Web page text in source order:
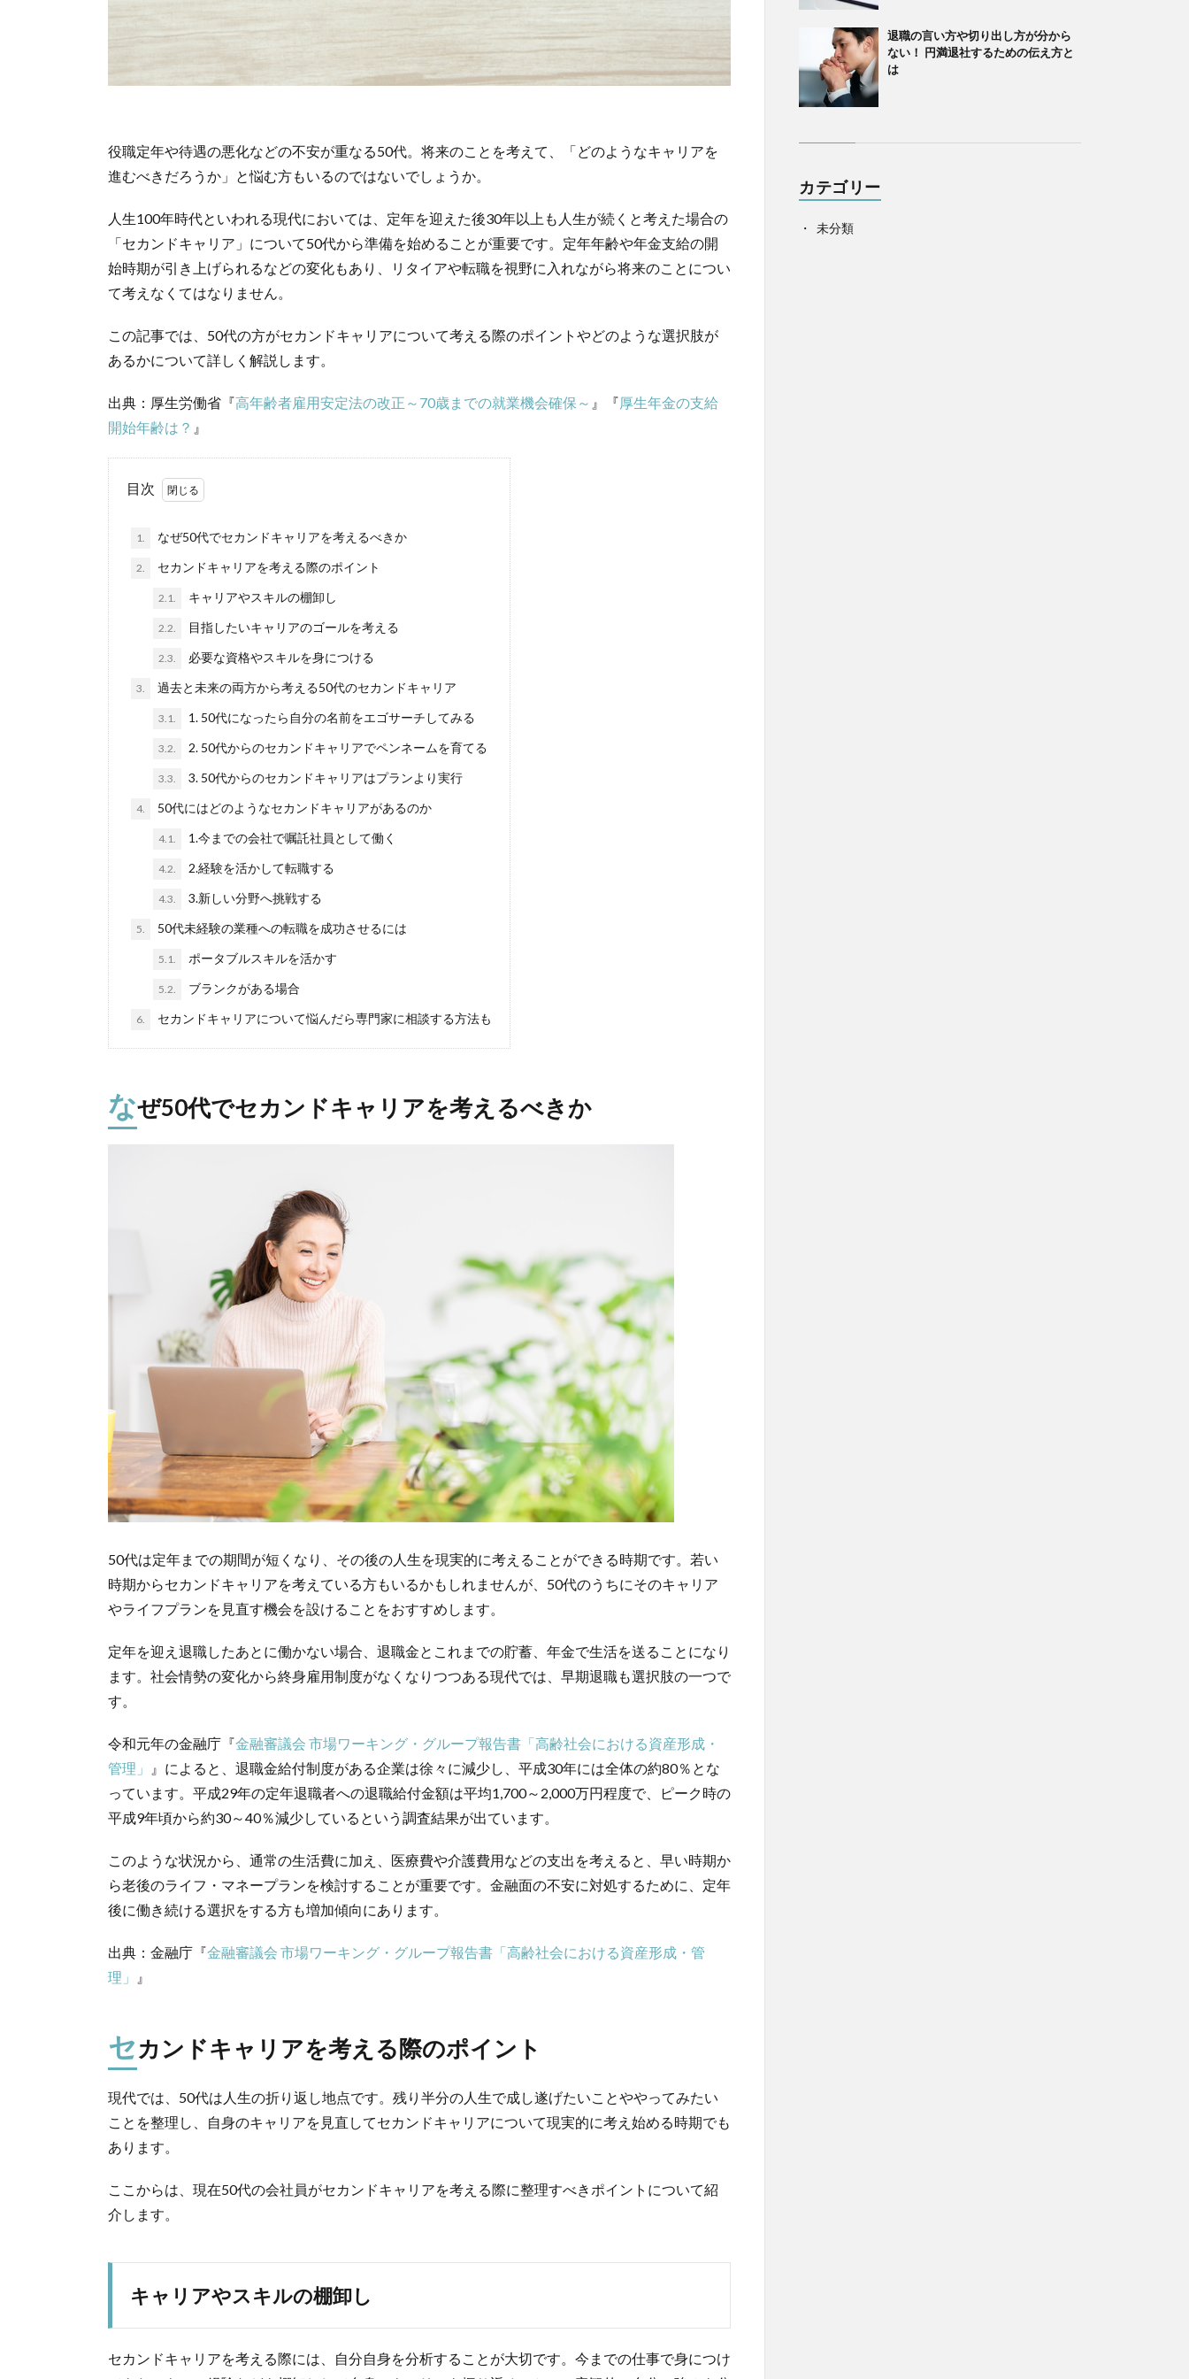
役職定年や待遇の悪化などの不安が重なる50代。将来のことを考えて、「どのようなキャリアを
進むべきだろうか」と悩む方もいるのではないでしょうか。
人生100年時代といわれる現代においては、定年を迎えた後30年以上も人生が続くと考えた場合の
「セカンドキャリア」について50代から準備を始めることが重要です。定年年齢や年金支給の開
始時期が引き上げられるなどの変化もあり、リタイアや転職を視野に入れながら将来のことについ
て考えなくてはなりません。
この記事では、50代の方がセカンドキャリアについて考える際のポイントやどのような選択肢が
あるかについて詳しく解説します。
出典：厚生労働省『高年齢者雇用安定法の改正～70歳までの就業機会確保～ 』『厚生年金の支給
開始年齢は？ 』
目次
1. なぜ50代でセカンドキャリアを考えるべきか
2. セカンドキャリアを考える際のポイント
2.1. キャリアやスキルの棚卸し
2.2. 目指したいキャリアのゴールを考える
2.3. 必要な資格やスキルを身につける
3. 過去と未来の両方から考える50代のセカンドキャリア
3.1. 1. 50代になったら自分の名前をエゴサーチしてみる
3.2. 2. 50代からのセカンドキャリアでペンネームを育てる
3.3. 3. 50代からのセカンドキャリアはプランより実行
4. 50代にはどのようなセカンドキャリアがあるのか
4.1. 1.今までの会社で嘱託社員として働く
4.2. 2.経験を活かして転職する
4.3. 3.新しい分野へ挑戦する
5. 50代未経験の業種への転職を成功させるには
5.1. ポータブルスキルを活かす
5.2. ブランクがある場合
6. セカンドキャリアについて悩んだら専門家に相談する方法も
なぜ50代でセカンドキャリアを考えるべきか
50代は定年までの期間が短くなり、その後の人生を現実的に考えることができる時期です。若い
時期からセカンドキャリアを考えている方もいるかもしれませんが、50代のうちにそのキャリア
やライフプランを見直す機会を設けることをおすすめします。
定年を迎え退職したあとに働かない場合、退職金とこれまでの貯蓄、年金で生活を送ることになり
ます。社会情勢の変化から終身雇用制度がなくなりつつある現代では、早期退職も選択肢の一つで
す。
令和元年の金融庁『金融審議会 市場ワーキング・グループ報告書「高齢社会における資産形成・
管理」
』によると、退職金給付制度がある企業は徐々に減少し、平成30年には全体の約80％とな
っています。平成29年の定年退職者への退職給付金額は平均1,700～2,000万円程度で、ピーク時の
平成9年頃から約30～40％減少しているという調査結果が出ています。
このような状況から、通常の生活費に加え、医療費や介護費用などの支出を考えると、早い時期か
ら老後のライフ・マネープランを検討することが重要です。金融面の不安に対処するために、定年
後に働き続ける選択をする方も増加傾向にあります。
出典：金融庁『金融審議会 市場ワーキング・グループ報告書「高齢社会における資産形成・管
理」
』
セカンドキャリアを考える際のポイント
現代では、50代は人生の折り返し地点です。残り半分の人生で成し遂げたいことややってみたい
ことを整理し、自身のキャリアを見直してセカンドキャリアについて現実的に考え始める時期でも
あります。
ここからは、現在50代の会社員がセカンドキャリアを考える際に整理すべきポイントについて紹
介します。
キャリアやスキルの棚卸し
セカンドキャリアを考える際には、自分自身を分析することが大切です。今までの仕事で身につけ
退職の言い方や切り出し方が分から
ない！ 円満退社するための伝え方と
は
カテゴリー
未分類